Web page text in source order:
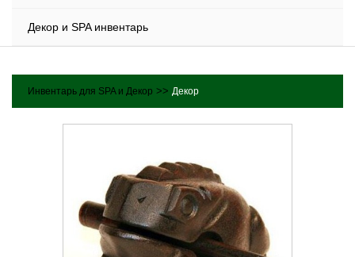
Декор и SPA инвентарь
Инвентарь для SPA и Декор >> Декор